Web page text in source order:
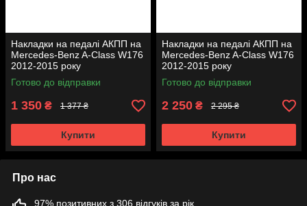
Накладки на педалі АКПП на
Mercedes-Benz A-Class W176
2012-2015 року
Готово до відправки
1 350 ₴ 1 377 ₴
Купити
Накладки на педалі АКПП на
Mercedes-Benz A-Class W176
2012-2015 року
Готово до відправки
2 250 ₴ 2 295 ₴
Купити
Про нас
97% позитивних з 306 відгуків за рік